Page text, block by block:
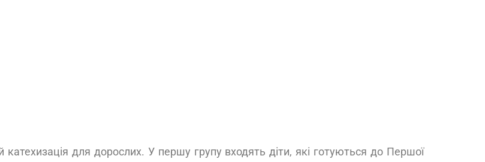
катехизація для дорослих. У першу групу входять діти, які готуються до Першої